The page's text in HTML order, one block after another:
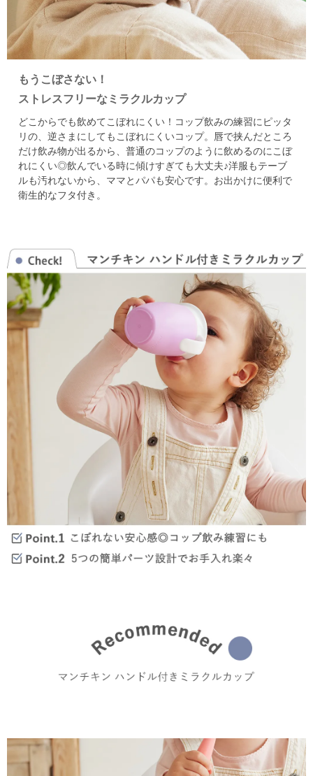
もうこぼさない！
ストレスフリーなミラクルカップ
どこからでも飲めてこぼれにくい！ コップ飲みの練習にピッタ
リの、逆さまにしてもこぼれにくいコップ。 唇で挟んだところ
だけ飲み物が出るから、普通のコップのように飲めるのにこぼ
れにくい◎飲んでいる時に傾けすぎても大丈夫♪洋服もテーブ
ルも汚れないから、ママとパパも安心です。 お出かけに便利で
衛生的なフタ付き。